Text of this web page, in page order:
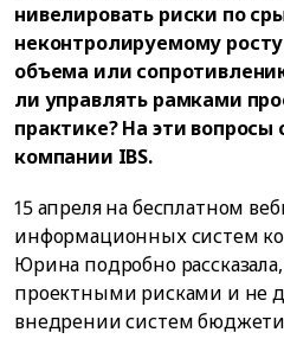
нивелировать риски по
неконтролируемому
объема или
ли управлять рамками
практике? На эти вопросы
компании IBS.
15 апреля на бесплатном
информационных систем
Юрина подробно
проектными рисками и не
внедрении систем